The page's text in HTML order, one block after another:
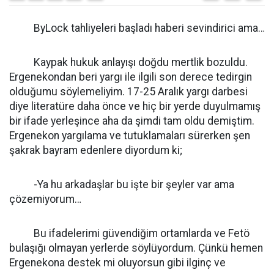
ByLock tahliyeleri başladı haberi sevindirici ama…
Kaypak hukuk anlayışı doğdu mertlik bozuldu.
Ergenekondan beri yargı ile ilgili son derece tedirgin
olduğumu söylemeliyim. 17-25 Aralık yargı darbesi
diye literatüre daha önce ve hiç bir yerde duyulmamış
bir ifade yerleşince aha da şimdi tam oldu demiştim.
Ergenekon yargılama ve tutuklamaları sürerken şen
şakrak bayram edenlere diyordum ki;
-Ya hu arkadaşlar bu işte bir şeyler var ama
çözemiyorum…
Bu ifadelerimi güvendiğim ortamlarda ve Fetö
bulaşığı olmayan yerlerde söylüyordum. Çünkü hemen
Ergenekona destek mi oluyorsun gibi ilginç ve